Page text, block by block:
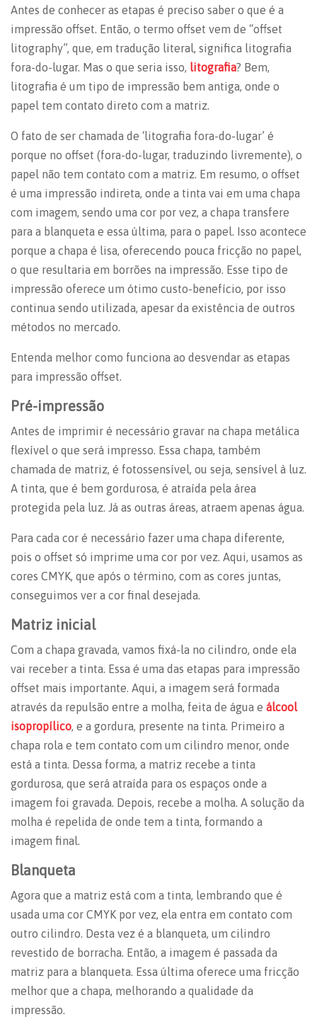
Antes de conhecer as etapas é preciso saber o que é a
impressão offset. Então, o termo offset vem de “offset
litography”, que, em tradução literal, significa litografia
fora-do-lugar. Mas o que seria isso, litografia? Bem,
litografia é um tipo de impressão bem antiga, onde o
papel tem contato direto com a matriz.
O fato de ser chamada de ‘litografia fora-do-lugar’ é
porque no offset (fora-do-lugar, traduzindo livremente), o
papel não tem contato com a matriz. Em resumo, o offset
é uma impressão indireta, onde a tinta vai em uma chapa
com imagem, sendo uma cor por vez, a chapa transfere
para a blanqueta e essa última, para o papel. Isso acontece
porque a chapa é lisa, oferecendo pouca fricção no papel,
o que resultaria em borrões na impressão. Esse tipo de
impressão oferece um ótimo custo-benefício, por isso
continua sendo utilizada, apesar da existência de outros
métodos no mercado.
Entenda melhor como funciona ao desvendar as etapas
para impressão offset.
Pré-impressão
Antes de imprimir é necessário gravar na chapa metálica
flexível o que será impresso. Essa chapa, também
chamada de matriz, é fotossensível, ou seja, sensível à luz.
A tinta, que é bem gordurosa, é atraída pela área
protegida pela luz. Já as outras áreas, atraem apenas água.
Para cada cor é necessário fazer uma chapa diferente,
pois o offset só imprime uma cor por vez. Aqui, usamos as
cores CMYK, que após o término, com as cores juntas,
conseguimos ver a cor final desejada.
Matriz inicial
Com a chapa gravada, vamos fixá-la no cilindro, onde ela
vai receber a tinta. Essa é uma das etapas para impressão
offset mais importante. Aqui, a imagem será formada
através da repulsão entre a molha, feita de água e álcool
isopropílico, e a gordura, presente na tinta. Primeiro a
chapa rola e tem contato com um cilindro menor, onde
está a tinta. Dessa forma, a matriz recebe a tinta
gordurosa, que será atraída para os espaços onde a
imagem foi gravada. Depois, recebe a molha. A solução da
molha é repelida de onde tem a tinta, formando a
imagem final.
Blanqueta
Agora que a matriz está com a tinta, lembrando que é
usada uma cor CMYK por vez, ela entra em contato com
outro cilindro. Desta vez é a blanqueta, um cilindro
revestido de borracha. Então, a imagem é passada da
matriz para a blanqueta. Essa última oferece uma fricção
melhor que a chapa, melhorando a qualidade da
impressão.